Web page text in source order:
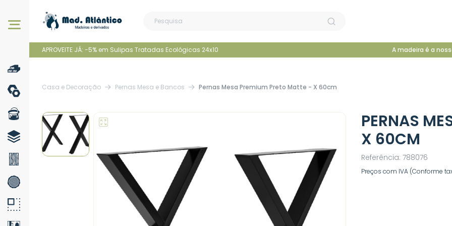
APROVEITE JÁ: -5% em Sulipas Tratadas Ecológicas 24x10 A madeira é a
Os nossos produtos
Casa e Decoração Pernas Mesa e Bancos Pernas Mesa Premium Preto Matte - X 60cm
PERNAS
X 60CM
Referência: 788076
Preços com IVA (Conforme